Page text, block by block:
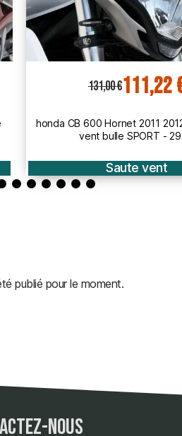
143,00 €108,54
kawasaki ER6 N 2012 à 2016
SPORT - 33cm
Saute vent
publié pour le moment.
nous